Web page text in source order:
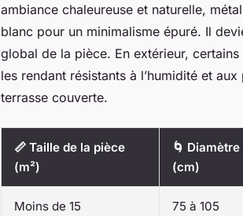
ambiance chaleureuse et naturelle,
blanc pour un minimalisme épuré. Il
global de la pièce. En extérieur,
les rendant résistants à l’humidité et
terrasse couverte.
📏 Taille de la pièce
(m²)
🌀
(cm)
Moins de 15 75 à 105